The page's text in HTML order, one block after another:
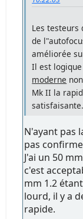
Les testeurs
de
améliorée
Il est
moderne
Mk II la
satisfaisante.
N'ayant pas
pas
J'ai un 50
c'est
mm 1.2
lourd, il y a
rapide.